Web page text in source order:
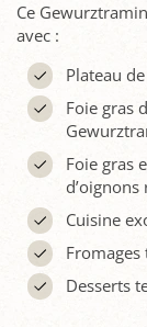
Ce
avec :
Plateau
Foie gras
Foie gras
d’oignons
Cuisine
Desserts